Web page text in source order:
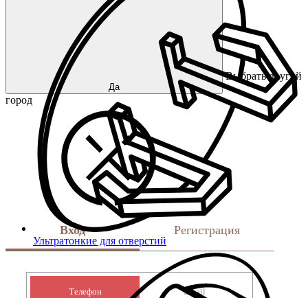
Ультратонкие для отверстий
Да
Выбрать другой
город
Вход Регистрация
Телефон Email